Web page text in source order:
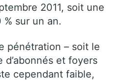
2011, soit une
sur un an.
pénétration – soit le
et foyers
cependant faible,